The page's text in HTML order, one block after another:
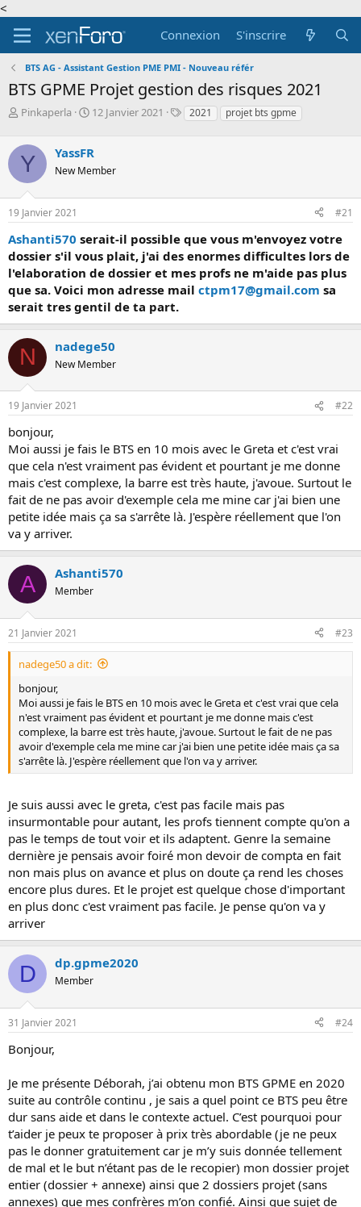
<
Connexion
S'inscrire
BTS AG - Assistant Gestion PME PMI - Nouveau référ
BTS GPME Projet gestion des risques 2021
A
e
u
r
d
e
l
a
d
i
s
u
s
s
o
n
Pinkaperla
D
e
d
d
b
u
t
12 Janvier 2021
T2021 projet bts gpme
Y YassFR
New Member
19 Janvier 2021 #21
Ashanti570 serait-il possible que vous m'envoyez votre
dossier s'il vous plait, j'ai des enormes difficultes lors de
l'elaboration de dossier et mes profs ne m'aide pas plus
que sa. Voici mon adresse mail ctpm17@gmail.com sa
serait tres gentil de ta part.
N nadege50
New Member
19 Janvier 2021 #22
bonjour,
Moi aussi je fais le BTS en 10 mois avec le Greta et c'est vrai
que cela n'est vraiment pas évident et pourtant je me donne
mais c'est complexe, la barre est très haute, j'avoue. Surtout le
fait de ne pas avoir d'exemple cela me mine car j'ai bien une
petite idée mais ça sa s'arrête là. J'espère réellement que l'on
va y arriver.
A Ashanti570
Member
21 Janvier 2021 #23
nadege50 a dit:
bonjour,
Moi aussi je fais le BTS en 10 mois avec le Greta et c'est vrai que cela
n'est vraiment pas évident et pourtant je me donne mais c'est
complexe, la barre est très haute, j'avoue. Surtout le fait de ne pas
avoir d'exemple cela me mine car j'ai bien une petite idée mais ça sa
s'arrête là. J'espère réellement que l'on va y arriver.
Je suis aussi avec le greta, c'est pas facile mais pas
insurmontable pour autant, les profs tiennent compte qu'on a
pas le temps de tout voir et ils adaptent. Genre la semaine
dernière je pensais avoir foiré mon devoir de compta en fait
non mais plus on avance et plus on doute ça rend les choses
encore plus dures. Et le projet est quelque chose d'important
en plus donc c'est vraiment pas facile. Je pense qu'on va y
arriver
D dp.gpme2020
Member
31 Janvier 2021 #24
Bonjour,
Je me présente Déborah, j’ai obtenu mon BTS GPME en 2020
suite au contrôle continu , je sais a quel point ce BTS peu être
dur sans aide et dans le contexte actuel. C’est pourquoi pour
t’aider je peux te proposer à prix très abordable (je ne peux
pas le donner gratuitement car je m’y suis donnée tellement
de mal et le but n’étant pas de le recopier) mon dossier projet
entier (dossier + annexe) ainsi que 2 dossiers projet (sans
annexes) que mes confrères m’on confié. Ainsi que sujet de